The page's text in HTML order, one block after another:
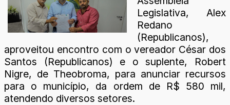
Legislativa, Alex
Redano
(Republicanos),
aproveitou encontro com o vereador César dos
Santos (Republicanos) e o suplente, Robert
Nigre, de Theobroma, para anunciar recursos
para o município, da ordem de R$ 580 mil,
atendendo diversos setores.